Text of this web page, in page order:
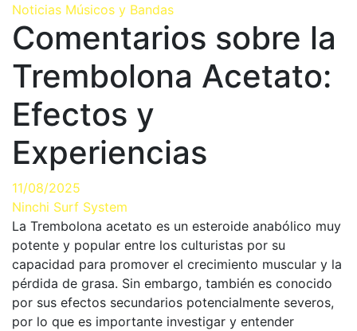
Noticias Músicos y Bandas
Comentarios sobre la
Trembolona Acetato:
Efectos y
Experiencias
11/08/2025
Ninchi Surf System
La Trembolona acetato es un esteroide anabólico muy
potente y popular entre los culturistas por su
capacidad para promover el crecimiento muscular y la
pérdida de grasa. Sin embargo, también es conocido
por sus efectos secundarios potencialmente severos,
por lo que es importante investigar y entender